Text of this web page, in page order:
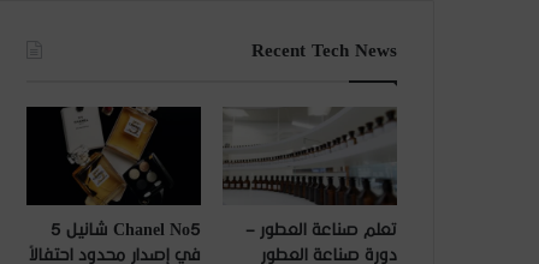
Recent Tech News
تعلم صناعة العطور –
دورة صناعة العطور
Chanel No5 شانيل 5
في إصدار محدود احتفالاً